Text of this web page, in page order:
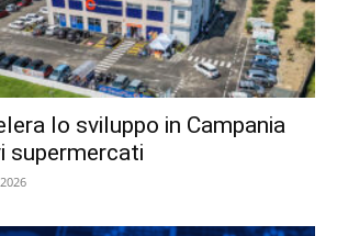
lo sviluppo in Campania
supermercati